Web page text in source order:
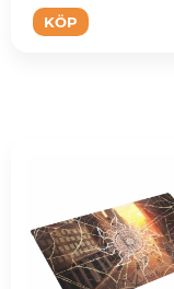
KÖP